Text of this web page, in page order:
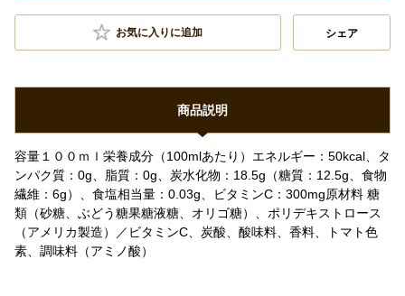
お気に入りに追加 シェア
商品説明
容量１００ｍｌ 栄養成分 （100mlあたり）エネルギー：50kcal、タ
ンパク質：0g、脂質：0g、炭水化物：18.5g（糖質：12.5g、食物
繊維：6g）、食塩相当量：0.03g、ビタミンC：300mg 原材料 糖
類（砂糖、ぶどう糖果糖液糖、オリゴ糖）、ポリデキストロース
（アメリカ製造）／ビタミンC、炭酸、酸味料、香料、トマト色
素、調味料（アミノ酸）